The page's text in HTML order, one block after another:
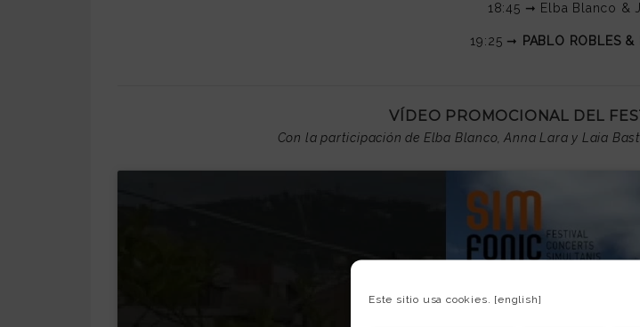
Este sitio usa cookies. [english]
18:45 ➞ Elba Blanco &
19:25 ➞ PABLO ROBLES &
VÍDEO PROMOCIONAL DEL
Con la participación de Elba Blanco, Anna Lara y Laia